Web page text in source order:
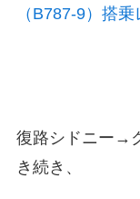
（B787-9）搭乗
復路シドニー→
き続き、